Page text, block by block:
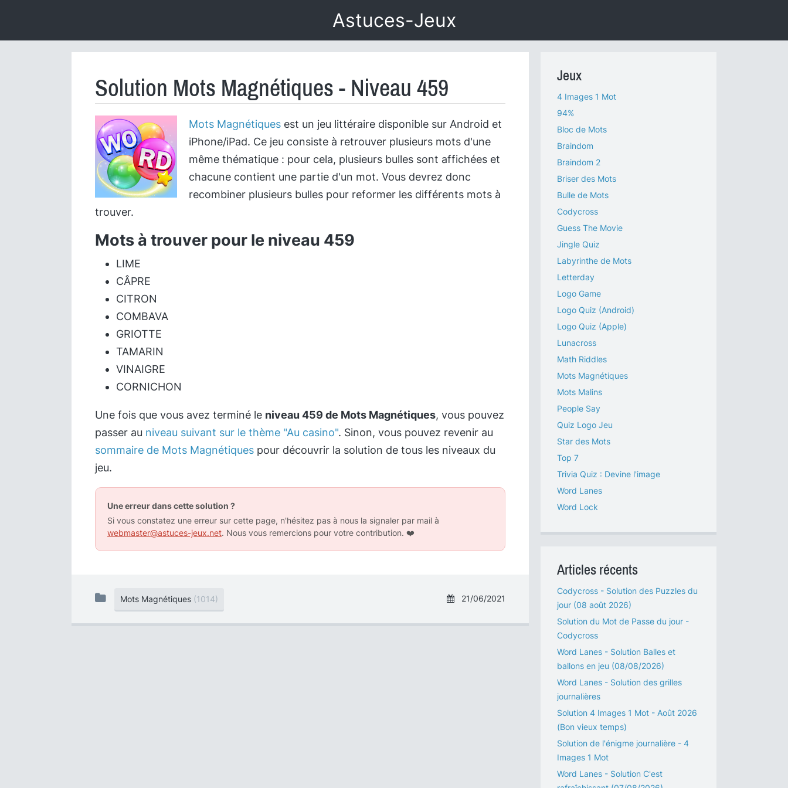
Astuces-Jeux
Solution Mots Magnétiques - Niveau 459
Mots Magnétiques est un jeu littéraire disponible sur Android et
iPhone/iPad. Ce jeu consiste à retrouver plusieurs mots d'une
même thématique : pour cela, plusieurs bulles sont affichées et
chacune contient une partie d'un mot. Vous devrez donc
recombiner plusieurs bulles pour reformer les différents mots à
trouver.
Mots à trouver pour le niveau 459
LIME
CÂPRE
CITRON
COMBAVA
GRIOTTE
TAMARIN
VINAIGRE
CORNICHON
Une fois que vous avez terminé le niveau 459 de Mots Magnétiques, vous pouvez
passer au niveau suivant sur le thème "Au casino". Sinon, vous pouvez revenir au
sommaire de Mots Magnétiques pour découvrir la solution de tous les niveaux du
jeu.
Une erreur dans cette solution ?
Si vous constatez une erreur sur cette page, n'hésitez pas à nous la signaler par mail à
webmaster@astuces-jeux.net. Nous vous remercions pour votre contribution. ❤️
21/06/2021
Mots Magnétiques (1014)
Jeux
4 Images 1 Mot
94%
Bloc de Mots
Braindom
Braindom 2
Briser des Mots
Bulle de Mots
Codycross
Guess The Movie
Jingle Quiz
Labyrinthe de Mots
Letterday
Logo Game
Logo Quiz (Android)
Logo Quiz (Apple)
Lunacross
Math Riddles
Mots Magnétiques
Mots Malins
People Say
Quiz Logo Jeu
Star des Mots
Top 7
Trivia Quiz : Devine l'image
Word Lanes
Word Lock
Articles récents
Codycross - Solution des Puzzles du
jour (08 août 2026)
Solution du Mot de Passe du jour -
Codycross
Word Lanes - Solution Balles et
ballons en jeu (08/08/2026)
Word Lanes - Solution des grilles
journalières
Solution 4 Images 1 Mot - Août 2026
(Bon vieux temps)
Solution de l'énigme journalière - 4
Images 1 Mot
Word Lanes - Solution C'est